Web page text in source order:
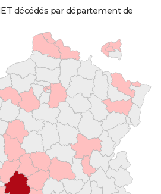
décédés par département de